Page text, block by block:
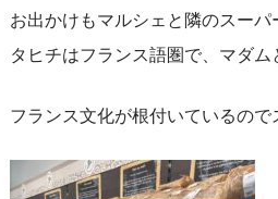
お出かけもマルシェと隣のスーパ
タヒチはフランス語圏で、マダ
フランス文化が根付いているので